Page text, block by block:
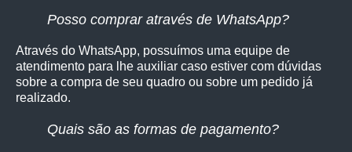
Posso comprar através de WhatsApp?
Através do WhatsApp, possuímos uma equipe de
atendimento para lhe auxiliar caso estiver com dúvidas
sobre a compra de seu quadro ou sobre um pedido já
realizado.
Quais são as formas de pagamento?